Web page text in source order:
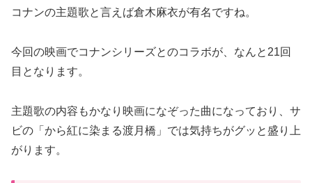
コナンの主題歌と言えば倉木麻衣が有名ですね。
今回の映画でコナンシリーズとのコラボが、なんと21回
目となります。
主題歌の内容もかなり映画になぞった曲になっており、サ
ビの「から紅に染まる渡月橋」では気持ちがグッと盛り上
がります。